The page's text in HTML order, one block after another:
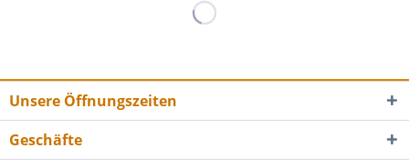
Unsere Öffnungszeiten
Geschäfte